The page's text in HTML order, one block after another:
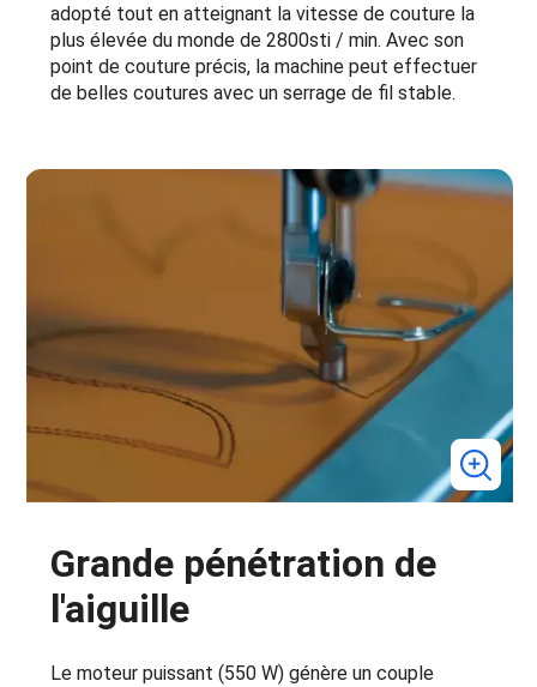
adopté tout en atteignant la vitesse de couture la
plus élevée du monde de 2800sti / min. Avec son
point de couture précis, la machine peut effectuer
de belles coutures avec un serrage de fil stable.
Grande pénétration de
l'aiguille
Le moteur puissant (550 W) génère un couple